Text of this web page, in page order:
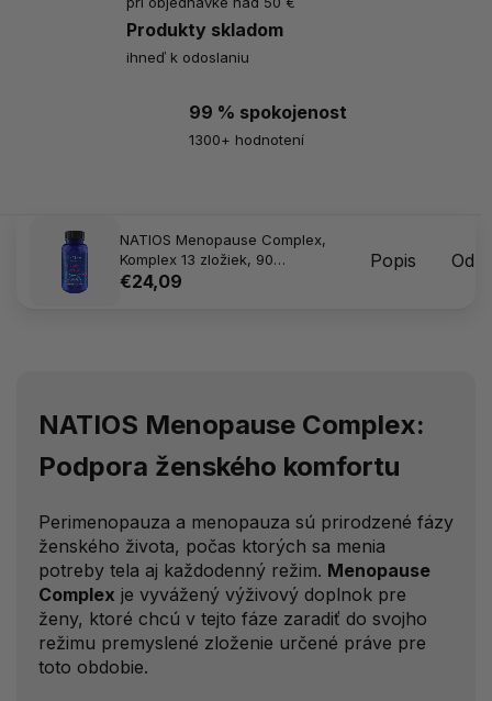
Produkty skladom
ihneď k odoslaniu
99 % spokojenost
1300+ hodnotení
NATIOS Menopause Complex,
Komplex 13 zložiek, 90
vegánskych kapsúl
€24,09
Popis
NATIOS Menopause Complex:
Podpora ženského komfortu
Perimenopauza a menopauza sú prirodzené fázy
ženského života, počas ktorých sa menia
potreby tela aj každodenný režim. Menopause
Complex je vyvážený výživový doplnok pre
ženy, ktoré chcú v tejto fáze zaradiť do svojho
režimu premyslené zloženie určené práve pre
toto obdobie.